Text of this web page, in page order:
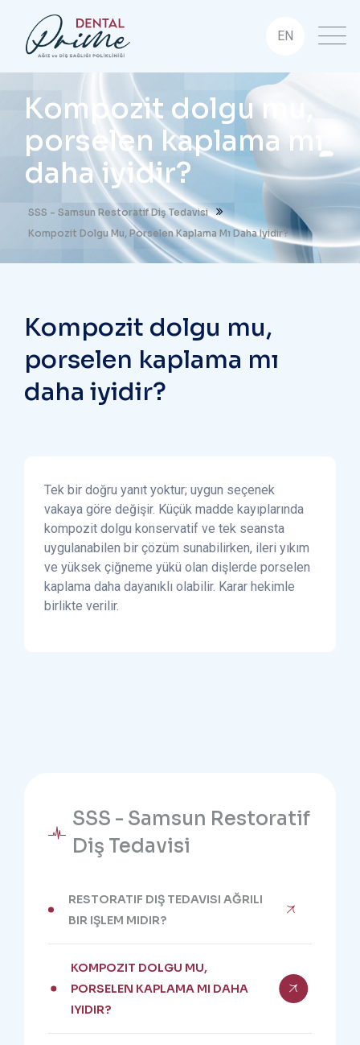
EN
Kompozit dolgu mu,
porselen kaplama mı
daha iyidir?
SSS - Samsun Restoratif Diş Tedavisi
Kompozit Dolgu Mu, Porselen Kaplama Mı Daha Iyidir?
Kompozit dolgu mu,
porselen kaplama mı
daha iyidir?
Tek bir doğru yanıt yoktur; uygun seçenek
vakaya göre değişir. Küçük madde kayıplarında
kompozit dolgu konservatif ve tek seansta
uygulanabilen bir çözüm sunabilirken, ileri yıkım
ve yüksek çiğneme yükü olan dişlerde porselen
kaplama daha dayanıklı olabilir. Karar hekimle
birlikte verilir.
SSS - Samsun Restoratif
Diş Tedavisi
RESTORATIF DIŞ TEDAVISI AĞRILI
BIR IŞLEM MIDIR?
KOMPOZIT DOLGU MU,
PORSELEN KAPLAMA MI DAHA
IYIDIR?